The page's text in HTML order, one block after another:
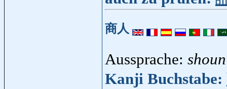
商人
Aussprache:
Kanji Buchstabe: